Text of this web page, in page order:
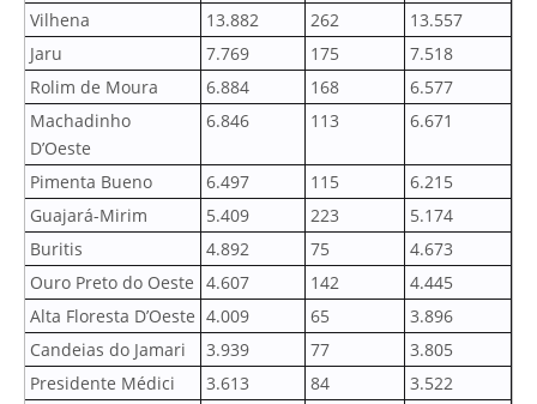
Vilhena
13.882 262
13.557
Jaru
7.769 175
7.518
Rolim de Moura
6.884 168
6.577
Machadinho
D’Oeste
6.846 113 6.671
Pimenta Bueno 6.497 115
6.215
Guajará-Mirim
5.409 223
5.174
Buritis
4.892 75
4.673
Ouro Preto do Oeste 4.607 142
4.445
Alta Floresta D’Oeste 4.009 65
3.896
Candeias do Jamari
3.939 77
3.805
Presidente Médici
3.613 84
3.522